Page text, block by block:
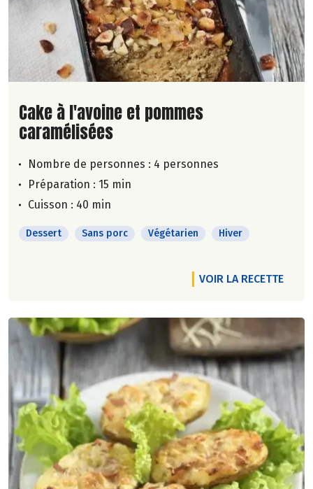
Lire la suite de la recette
Cake à l'avoine et pommes
caramélisées
Nombre de personnes : 4 personnes
Préparation : 15 min
Cuisson : 40 min
Dessert Sans porc Végétarien Hiver
VOIR LA RECETTE